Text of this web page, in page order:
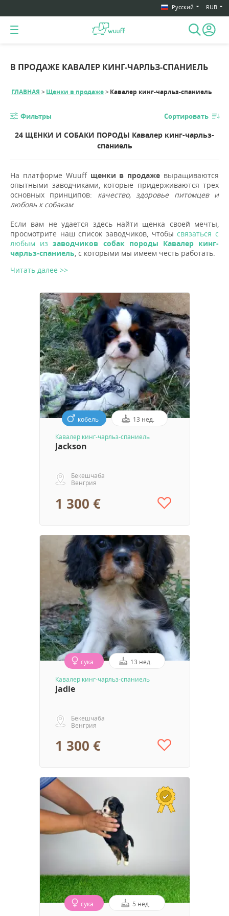
Русский RUB
В ПРОДАЖЕ КАВАЛЕР КИНГ-ЧАРЛЬЗ-СПАНИЕЛЬ
ГЛАВНАЯ Щенки в продаже Кавалер кинг-чарльз-спаниель
Фильтры Сортировать
24 ЩЕНКИ И СОБАКИ ПОРОДЫ Кавалер кинг-чарльз-
спаниель
На платформе Wuuff щенки в продаже выращиваются
опытными заводчиками, которые придерживаются трех
основных принципов: качество, здоровье питомцев и
любовь к собакам.
Если вам не удается здесь найти щенка своей мечты,
просмотрите наш список заводчиков, чтобысвязаться с
любым из заводчиков собак породы Кавалер кинг-
чарльз-спаниель, с которыми мы имеем честь работать.
Читать далее >>
кобель 13 нед.
Кавалер кинг-чарльз-спаниель
Jackson
Бекешчаба
Венгрия
1 300 €
сука 13 нед.
Кавалер кинг-чарльз-спаниель
Jadie
Бекешчаба
Венгрия
1 300 €
сука 5 нед.